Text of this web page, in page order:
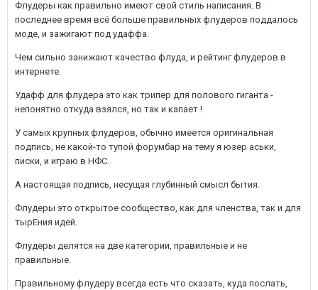
Флудеры как правильно имеют свой стиль написания. В
последнее время всё больше правильных флудеров поддалось
моде, и зажигают под удаффа.
Чем сильно занижают качество флуда, и рейтинг флудеров в
интернете.
Удафф для флудера это как трипер для полового гиганта -
непонятно откуда взялся, но так и капает !
У самых крупных флудеров, обычно имеется оригинальная
подпись, не какой-то тупой форумбар на тему я юзер аськи,
писки, и играю в НФС.
А настоящая подпись, несущая глубинный смысл бытия.
Флудеры это открытое сообщество, как для членства, так и для
тырЕния идей.
Флудеры делятся на две категории, правильные и не
правильные.
Правильному флудеру всегда есть что сказать, куда послать,